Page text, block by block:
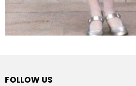
FOLLOW US